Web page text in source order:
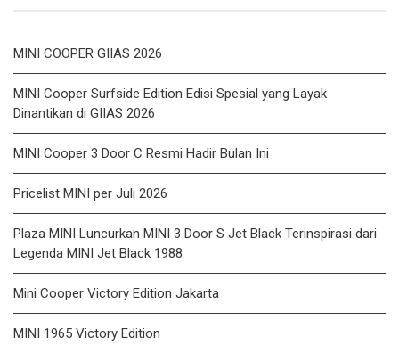
MINI COOPER GIIAS 2026
MINI Cooper Surfside Edition Edisi Spesial yang Layak
Dinantikan di GIIAS 2026
MINI Cooper 3 Door C Resmi Hadir Bulan Ini
Pricelist MINI per Juli 2026
Plaza MINI Luncurkan MINI 3 Door S Jet Black Terinspirasi dari
Legenda MINI Jet Black 1988
Mini Cooper Victory Edition Jakarta
MINI 1965 Victory Edition